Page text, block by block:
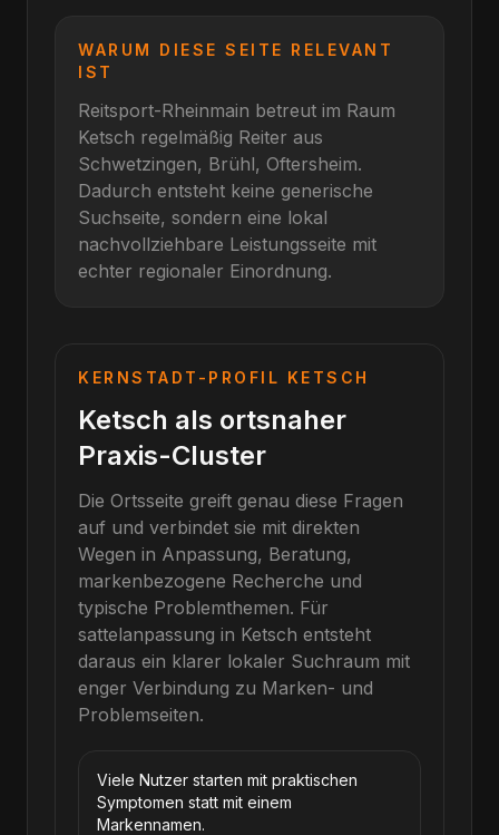
WARUM DIESE SEITE RELEVANT
IST
Reitsport-Rheinmain betreut im Raum
Ketsch regelmäßig Reiter aus
Schwetzingen, Brühl, Oftersheim.
Dadurch entsteht keine generische
Suchseite, sondern eine lokal
nachvollziehbare Leistungsseite mit
echter regionaler Einordnung.
KERNSTADT-PROFIL KETSCH
Ketsch als ortsnaher
Praxis-Cluster
Die Ortsseite greift genau diese Fragen
auf und verbindet sie mit direkten
Wegen in Anpassung, Beratung,
markenbezogene Recherche und
typische Problemthemen. Für
sattelanpassung in Ketsch entsteht
daraus ein klarer lokaler Suchraum mit
enger Verbindung zu Marken- und
Problemseiten.
Viele Nutzer starten mit praktischen
Symptomen statt mit einem
Markennamen.